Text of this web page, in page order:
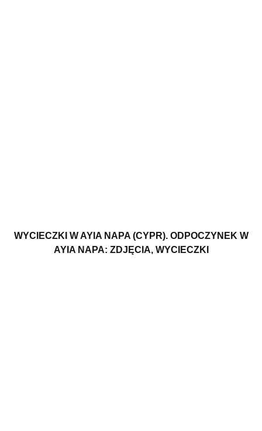
WYCIECZKI W AYIA NAPA (CYPR). ODPOCZYNEK W
AYIA NAPA: ZDJĘCIA, WYCIECZKI